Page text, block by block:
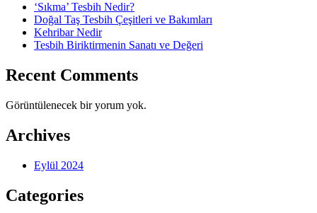
‘Sıkma’ Tesbih Nedir?
Doğal Taş Tesbih Çeşitleri ve Bakımları
Kehribar Nedir
Tesbih Biriktirmenin Sanatı ve Değeri
Recent Comments
Görüntülenecek bir yorum yok.
Archives
Eylül 2024
Categories